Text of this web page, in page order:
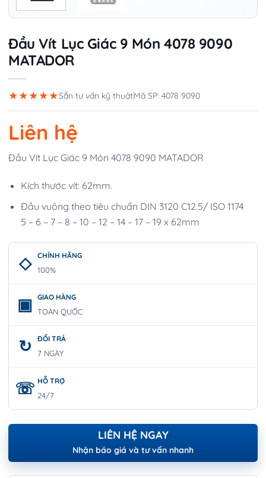
Đầu Vít Lục Giác 9 Món 4078 9090
MATADOR
★★★★★Sẵn tư vấn kỹ thuậtMã SP: 4078 9090
Liên hệ
Đầu Vít Lục Giác 9 Món 4078 9090 MATADOR
Kích thước vít: 62mm.
Đầu vuông theo tiêu chuẩn DIN 3120 C12.5/ ISO 1174
5 – 6 – 7 – 8 – 10 – 12 – 14 – 17 – 19 x 62mm
CHÍNH HÃNG
100%
GIAO HÀNG
TOÀN QUỐC
ĐỔI TRẢ
7 NGÀY
HỖ TRỢ
24/7
LIÊN HỆ NGAY
Nhận báo giá và tư vấn nhanh